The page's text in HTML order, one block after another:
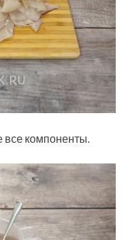
все компоненты.